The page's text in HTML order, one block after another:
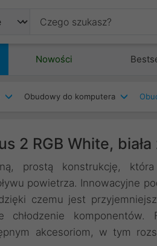
Nowości
Obudowy do komputera
2 RGB White,
prostą konstrukcję, która
powietrza. Innowacyjne
czemu jest
chłodzenie
akcesoriom, w tym